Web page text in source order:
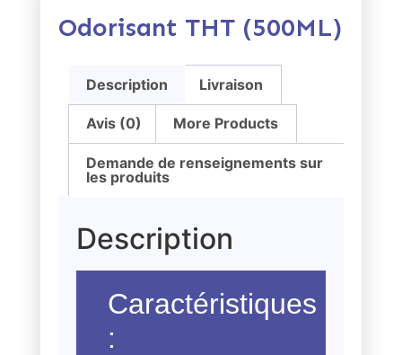
Odorisant THT (500ML)
Description Livraison
Avis (0) More Products
Demande de renseignements sur
les produits
Description
Caractéristiques
: